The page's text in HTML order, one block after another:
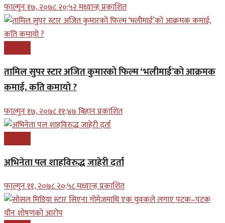
फाल्गुन १७, २०७८ २०;५२ मध्यान्ह प्रकाशित
तामिल सुपर स्टार अजित कुमारको फिल्म ‘भलीमाई’को आक्रमक
कमाई, कति कमायो ?
फाल्गुन १७, २०७८ ११;४७ बिहान प्रकाशित
अभिनेता पल शाहविरुद्ध जाहेरी दर्ता
फाल्गुन ११, २०७८ २०;५८ मध्यान्ह प्रकाशित